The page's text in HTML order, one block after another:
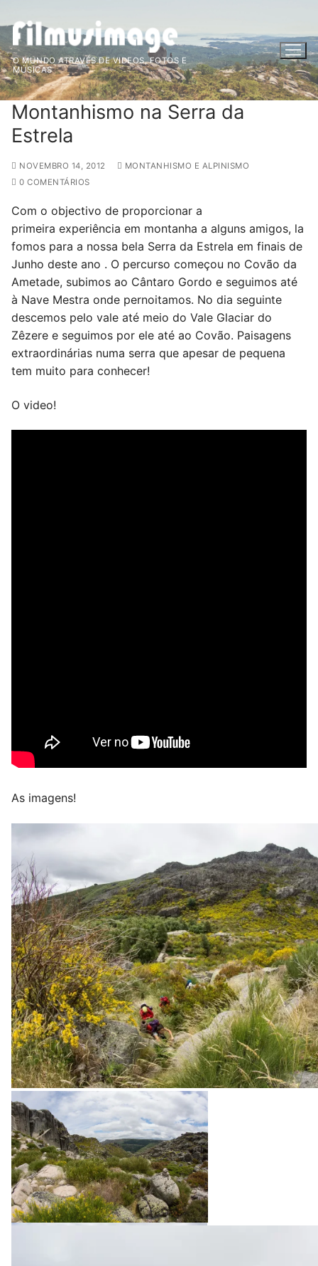
para
conteúdo
O MUNDO ATRAVÉS DE VIDEOS, FOTOS E
MÚSICAS
Montanhismo na Serra da
Estrela
NOVEMBRO 14, 2012
MONTANHISMO E ALPINISMO
0 COMENTÁRIOS
Com o objectivo de proporcionar a
primeira experiência em montanha a alguns amigos, la
fomos para a nossa bela Serra da Estrela em finais de
Junho deste ano . O percurso começou no Covão da
Ametade, subimos ao Cântaro Gordo e seguimos até
à Nave Mestra onde pernoitamos. No dia seguinte
descemos pelo vale até meio do Vale Glaciar do
Zêzere e seguimos por ele até ao Covão. Paisagens
extraordinárias numa serra que apesar de pequena
tem muito para conhecer!
O video!
As imagens!